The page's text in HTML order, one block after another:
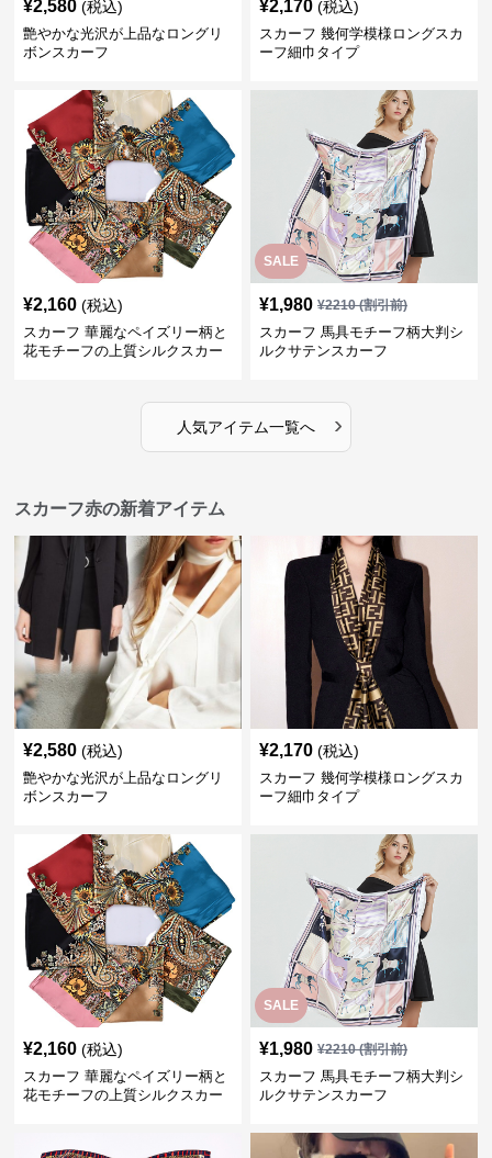
¥2,580 (税込)
艶やかな光沢が上品なロングリ
ボンスカーフ
¥2,170 (税込)
スカーフ 幾何学模様ロングスカ
ーフ細巾タイプ
¥2,160 (税込)
スカーフ 華麗なペイズリー柄と
花モチーフの上質シルクスカー
SALE
¥1,980 ¥2210(割引前)
スカーフ 馬具モチーフ柄大判シ
ルクサテンスカーフ
人気アイテム一覧へ ›
スカーフ赤の新着アイテム
¥2,580 (税込)
艶やかな光沢が上品なロングリ
ボンスカーフ
¥2,170 (税込)
スカーフ 幾何学模様ロングスカ
ーフ細巾タイプ
¥2,160 (税込)
スカーフ 華麗なペイズリー柄と
花モチーフの上質シルクスカー
SALE
¥1,980 ¥2210(割引前)
スカーフ 馬具モチーフ柄大判シ
ルクサテンスカーフ